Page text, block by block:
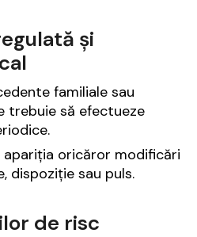
și
familiale sau
trebuie să efectueze
apariția oricăror modificări
dispoziție sau puls.
de risc